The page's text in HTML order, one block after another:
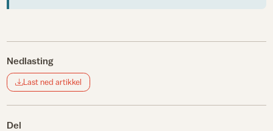
Nedlasting
Last ned artikkel
Del